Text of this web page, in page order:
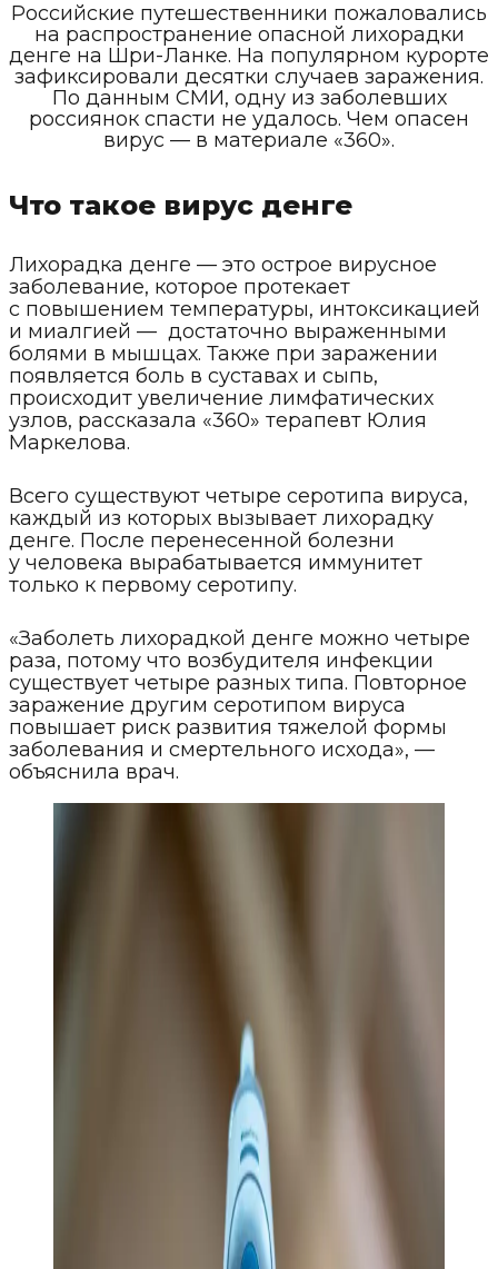
Российские путешественники пожаловались
на распространение опасной лихорадки
денге на Шри-Ланке. На популярном курорте
зафиксировали десятки случаев заражения.
По данным СМИ, одну из заболевших
россиянок спасти не удалось. Чем опасен
вирус — в материале «360».
Что такое вирус денге
Лихорадка денге — это острое вирусное
заболевание, которое протекает
с повышением температуры, интоксикацией
и миалгией — достаточно выраженными
болями в мышцах. Также при заражении
появляется боль в суставах и сыпь,
происходит увеличение лимфатических
узлов, рассказала «360» терапевт Юлия
Маркелова.
Всего существуют четыре серотипа вируса,
каждый из которых вызывает лихорадку
денге. После перенесенной болезни
у человека вырабатывается иммунитет
только к первому серотипу.
«Заболеть лихорадкой денге можно четыре
раза, потому что возбудителя инфекции
существует четыре разных типа. Повторное
заражение другим серотипом вируса
повышает риск развития тяжелой формы
заболевания и смертельного исхода», —
объяснила врач.